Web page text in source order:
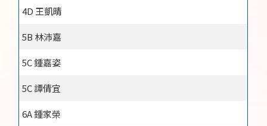
4D 王凱晴
5B 林沛嘉
5C 鍾嘉姿
5C 譚倩宜
6A 鍾家榮